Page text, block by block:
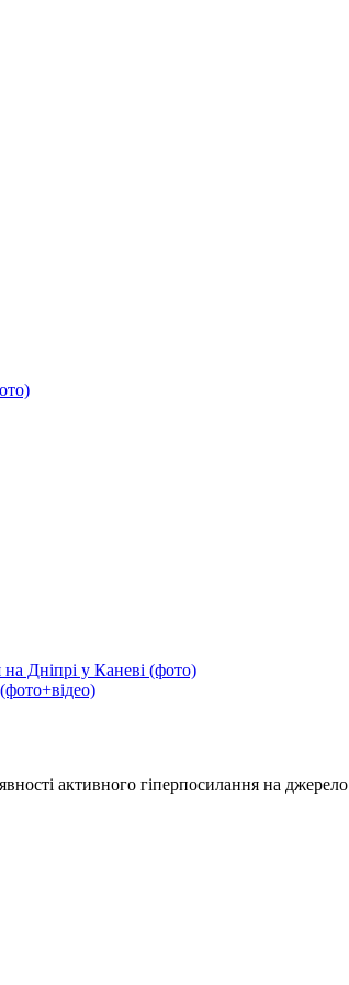
Дніпрі у Каневі (фото)
активного гіперпосилання на джерело